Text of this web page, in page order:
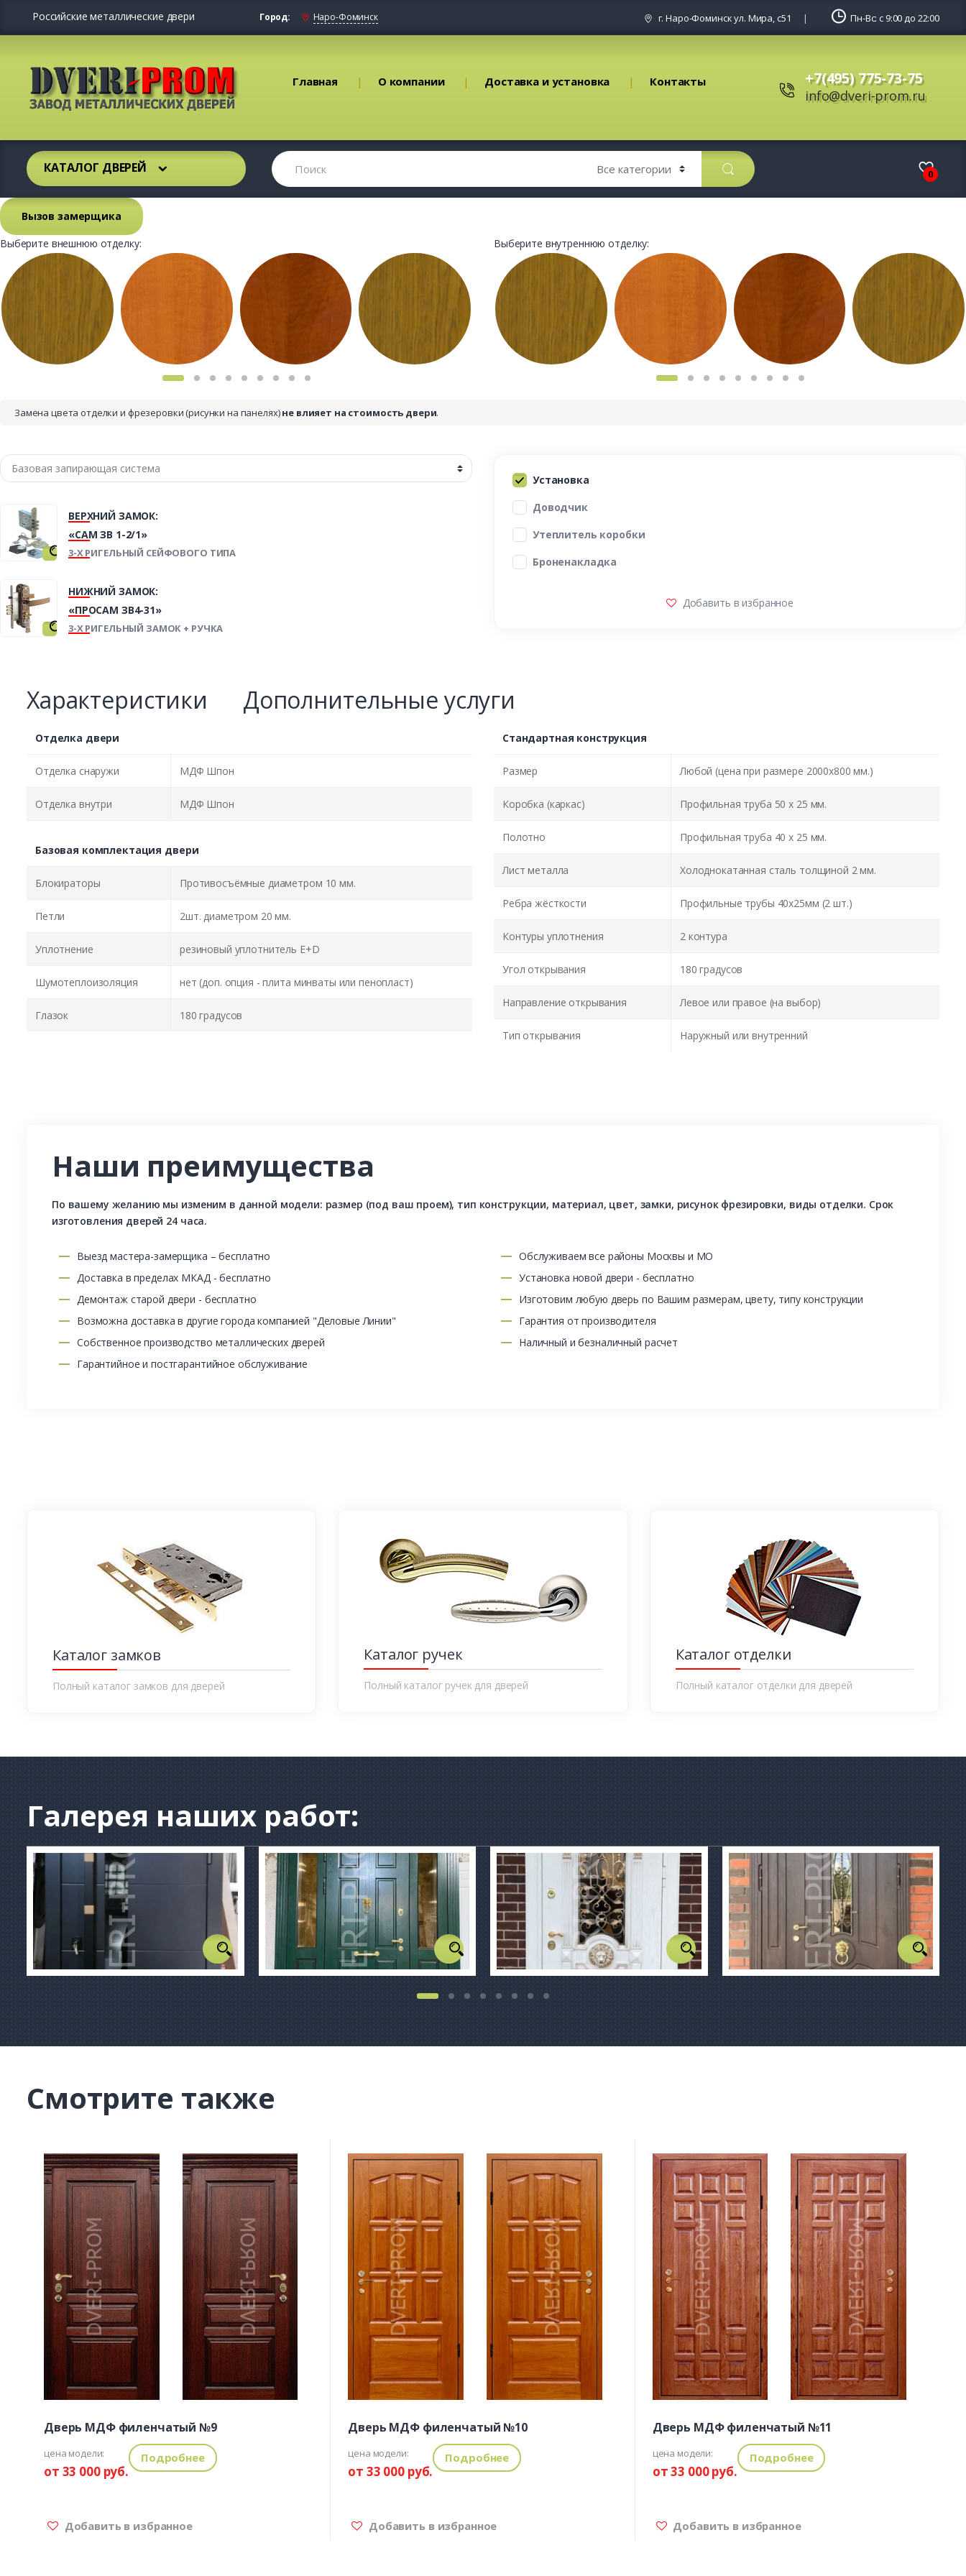
Российские металлические двери Город: Наро-Фоминск г. Наро-Фоминск ул. Мира, с51 Пн-Вс: с 9:00 до 22:00
Главная О компании Доставка и установка Контакты +7(495) 775-73-75
info@dveri-prom.ru
КАТАЛОГ ДВЕРЕЙ 0
Вызов замерщика
Выберите внешнюю отделку:
Выберите внутреннюю отделку:
Замена цвета отделки и фрезеровки (рисунки на панелях)не влияет на стоимость двери.
ВЕРХНИЙ ЗАМОК:
«САМ ЗВ 1-2/1»
3-Х РИГЕЛЬНЫЙ СЕЙФОВОГО ТИПА
НИЖНИЙ ЗАМОК:
«ПРОСАМ ЗВ4-31»
3-Х РИГЕЛЬНЫЙ ЗАМОК + РУЧКА
Установка
Доводчик
Утеплитель коробки
Броненакладка
Добавить в избранное
Характеристики Дополнительные услуги
Отделка двери
Отделка снаружи МДФ Шпон
Отделка внутри МДФ Шпон
Базовая комплектация двери
Блокираторы Противосъёмные диаметром 10 мм.
Петли 2шт. диаметром 20 мм.
Уплотнение резиновый уплотнитель E+D
Шумотеплоизоляция нет (доп. опция - плита минваты или пенопласт)
Глазок 180 градусов
Стандартная конструкция
Размер Любой (цена при размере 2000x800 мм.)
Коробка (каркас) Профильная труба 50 х 25 мм.
Полотно Профильная труба 40 х 25 мм.
Лист металла Холоднокатанная сталь толщиной 2 мм.
Ребра жёсткости Профильные трубы 40х25мм (2 шт.)
Контуры уплотнения 2 контура
Угол открывания 180 градусов
Направление открывания Левое или правое (на выбор)
Тип открывания Наружный или внутренний
Наши преимущества
По вашему желанию мы изменим в данной модели: размер (под ваш проем), тип конструкции, материал, цвет, замки, рисунок фрезировки, виды отделки. Срок
изготовления дверей 24 часа.
Выезд мастера-замерщика – бесплатно
Доставка в пределах МКАД - бесплатно
Демонтаж старой двери - бесплатно
Возможна доставка в другие города компанией "Деловые Линии"
Собственное производство металлических дверей
Гарантийное и постгарантийное обслуживание
Обслуживаем все районы Москвы и МО
Установка новой двери - бесплатно
Изготовим любую дверь по Вашим размерам, цвету, типу конструкции
Гарантия от производителя
Наличный и безналичный расчет
Каталог замков
Полный каталог замков для дверей
Каталог ручек
Полный каталог ручек для дверей
Каталог отделки
Полный каталог отделки для дверей
Галерея наших работ:
Смотрите также
Дверь МДФ филенчатый №9
цена модели:
от 33 000 руб.
Подробнее
Добавить в избранное
Дверь МДФ филенчатый №10
цена модели:
от 33 000 руб.
Подробнее
Добавить в избранное
Дверь МДФ филенчатый №11
цена модели:
от 33 000 руб.
Подробнее
Добавить в избранное